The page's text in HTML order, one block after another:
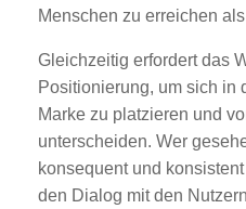
Menschen zu erreichen
Gleichzeitig erfordert das
Positionierung, um sich in
Marke zu platzieren und
unterscheiden. Wer
konsequent und
den Dialog mit den